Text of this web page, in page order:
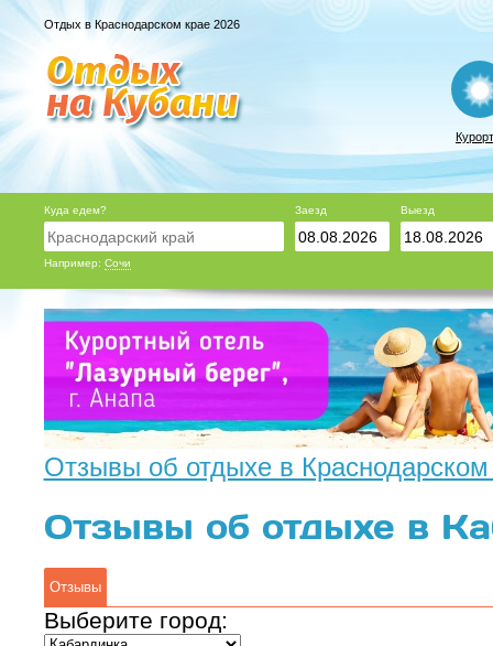
Отдых в Краснодарском крае 2026
Куда едем?
Например: Сочи
Заезд Выезд
Отзывы об отдыхе в Краснодарском
Отзывы об отдыхе в
Отзывы
Выберите город: